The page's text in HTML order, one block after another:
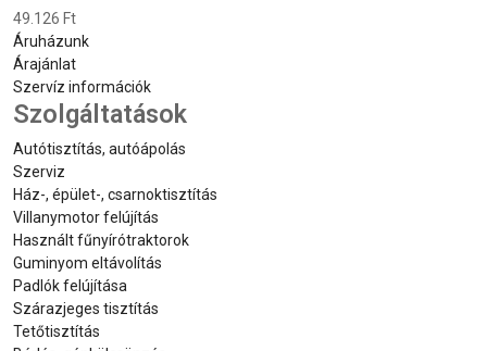
49.126 Ft
Áruházunk
Árajánlat
Szervíz információk
Szolgáltatások
Autótisztítás, autóápolás
Szerviz
Ház-, épület-, csarnoktisztítás
Villanymotor felújítás
Használt fűnyírótraktorok
Guminyom eltávolítás
Padlók felújítása
Szárazjeges tisztítás
Tetőtisztítás